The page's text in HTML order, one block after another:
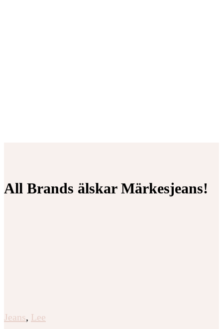
All Brands älskar Märkesjeans!
Jeans, Lee